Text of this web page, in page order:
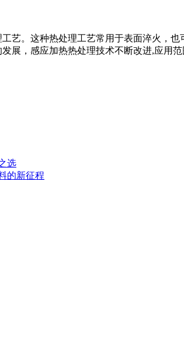
艺。这种热处理工艺常用于表面淬火，
展，感应加热热处理技术不断改进,应用范
选
的新征程